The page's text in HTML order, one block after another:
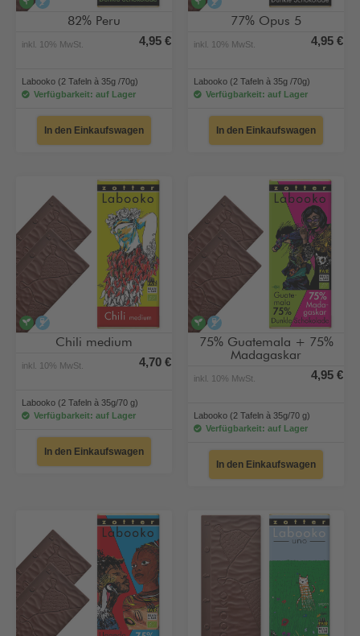
veganalkoholfrei
82% Peru
inkl. 10% MwSt. 4,95 €
Labooko (2 Tafeln à 35g /70g)
Verfügbarkeit: auf Lager
In den Einkaufswagen
veganalkoholfrei
77% Opus 5
inkl. 10% MwSt. 4,95 €
Labooko (2 Tafeln à 35g /70g)
Verfügbarkeit: auf Lager
In den Einkaufswagen
veganalkoholfrei
Chili medium
inkl. 10% MwSt. 4,70 €
Labooko (2 Tafeln à 35g/70 g)
Verfügbarkeit: auf Lager
In den Einkaufswagen
veganalkoholfrei
75% Guatemala + 75%
Madagaskar
inkl. 10% MwSt. 4,95 €
Labooko (2 Tafeln à 35g/70 g)
Verfügbarkeit: auf Lager
In den Einkaufswagen